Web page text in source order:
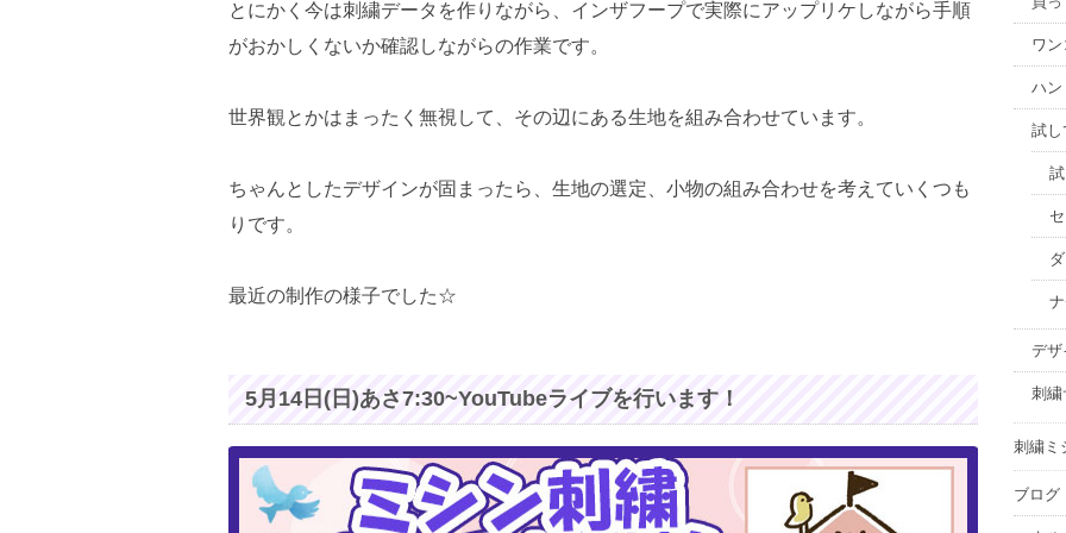
とにかく今は刺繍データを作りながら、インザフープで実際にアップリケしながら手順
がおかしくないか確認しながらの作業です。
世界観とかはまったく無視して、その辺にある生地を組み合わせています。
ちゃんとしたデザインが固まったら、生地の選定、小物の組み合わせを考えていくつも
りです。
最近の制作の様子でした☆
5月14日(日)あさ7:30~YouTubeライブを行います！
ワ
ハ
試
デ
刺
刺繍ミ
ブログ